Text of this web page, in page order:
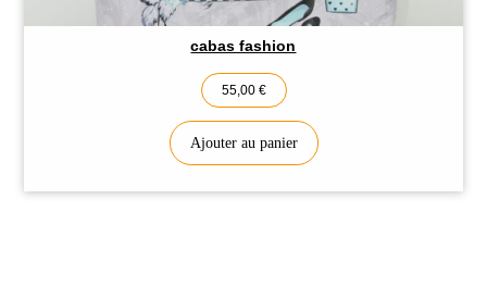
cabas fashion
55,00 €
Ajouter au panier